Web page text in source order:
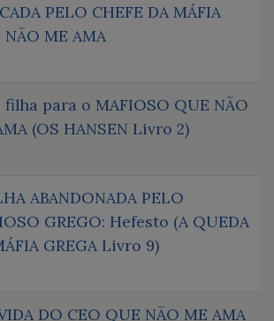
PELO CHEFE DA MÁFIA
NÃO ME AMA
filha para o MAFIOSO QUE NÃO
(OS HANSEN Livro 2)
ABANDONADA PELO
GREGO: Hefesto (A QUEDA
GREGA Livro 9)
DO CEO QUE NÃO ME AMA